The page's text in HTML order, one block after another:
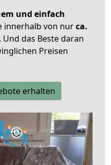
und einfach
innerhalb von nurca.
das Beste daran
Preisen
erhalten